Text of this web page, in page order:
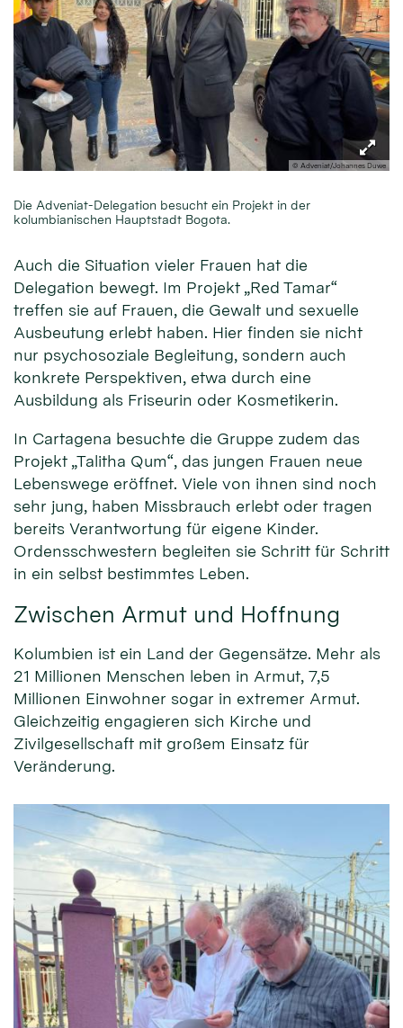
© Adveniat/Johannes Duwe
Die Adveniat-Delegation besucht ein Projekt in der
kolumbianischen Hauptstadt Bogota.
Auch die Situation vieler Frauen hat die
Delegation bewegt. Im Projekt „Red Tamar“
treffen sie auf Frauen, die Gewalt und sexuelle
Ausbeutung erlebt haben. Hier finden sie nicht
nur psychosoziale Begleitung, sondern auch
konkrete Perspektiven, etwa durch eine
Ausbildung als Friseurin oder Kosmetikerin.
In Cartagena besuchte die Gruppe zudem das
Projekt „Talitha Qum“, das jungen Frauen neue
Lebenswege eröffnet. Viele von ihnen sind noch
sehr jung, haben Missbrauch erlebt oder tragen
bereits Verantwortung für eigene Kinder.
Ordensschwestern begleiten sie Schritt für Schritt
in ein selbst bestimmtes Leben.
Zwischen Armut und Hoffnung
Kolumbien ist ein Land der Gegensätze. Mehr als
21 Millionen Menschen leben in Armut, 7,5
Millionen Einwohner sogar in extremer Armut.
Gleichzeitig engagieren sich Kirche und
Zivilgesellschaft mit großem Einsatz für
Veränderung.